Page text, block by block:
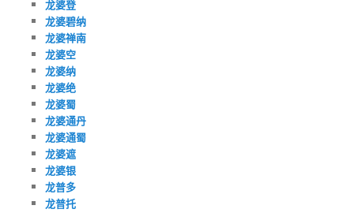
龙婆登
龙婆碧纳
龙婆禅南
龙婆空
龙婆纳
龙婆绝
龙婆蜀
龙婆通丹
龙婆通蜀
龙婆遮
龙婆银
龙普多
龙普托